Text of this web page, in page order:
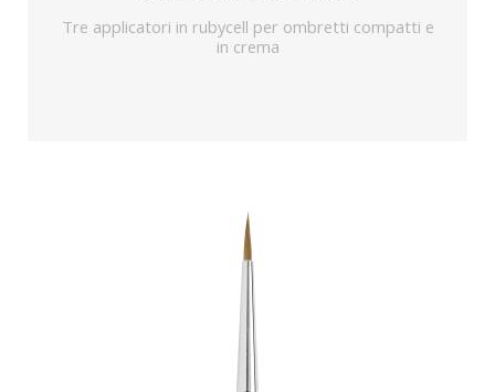
Tre applicatori in rubycell per ombretti compatti e
in crema